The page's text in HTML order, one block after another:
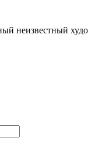
неизвестный